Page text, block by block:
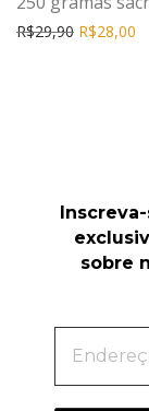
R$29,90 R$28,00
sobre